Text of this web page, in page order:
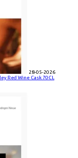
28-05-2026
Red Wine Cask 70CL